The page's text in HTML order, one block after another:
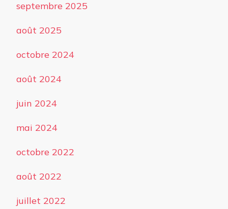
septembre 2025
août 2025
octobre 2024
août 2024
juin 2024
mai 2024
octobre 2022
août 2022
juillet 2022